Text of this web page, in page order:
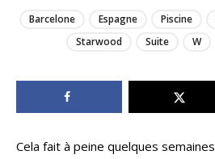
Barcelone Espagne Piscine
Starwood
Suite W
Cela fait à peine quelques